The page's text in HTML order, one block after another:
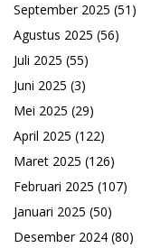
September 2025 (51)
Agustus 2025 (56)
Juli 2025 (55)
Juni 2025 (3)
Mei 2025 (29)
April 2025 (122)
Maret 2025 (126)
Februari 2025 (107)
Januari 2025 (50)
Desember 2024 (80)